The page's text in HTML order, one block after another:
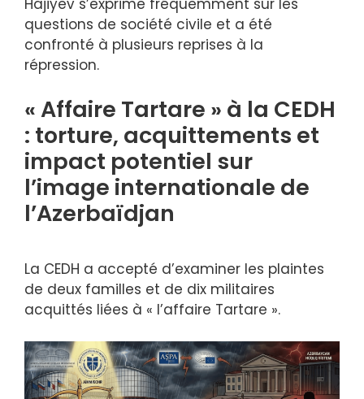
Hajiyev s’exprime fréquemment sur les
questions de société civile et a été
confronté à plusieurs reprises à la
répression.
« Affaire Tartare » à la CEDH
: torture, acquittements et
impact potentiel sur
l’image internationale de
l’Azerbaïdjan
La CEDH a accepté d’examiner les plaintes
de deux familles et de dix militaires
acquittés liées à « l’affaire Tartare ».